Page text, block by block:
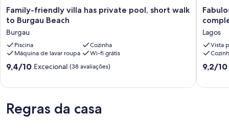
Family-
friendly
has
private
pool,
short
walk
Burgau
Family-friendly villa has private pool, short walk
to Burgau Beach
Burgau
Piscina
Cozinha
Máquina de lavar roupa
Wi-fi grátis
Pontuação
um
máximo
9,4/10 Excecional (38 avaliações)
Moradia
Burgau,
2
quartos,
Lagos
Vista
9,2/10
Regras da casa